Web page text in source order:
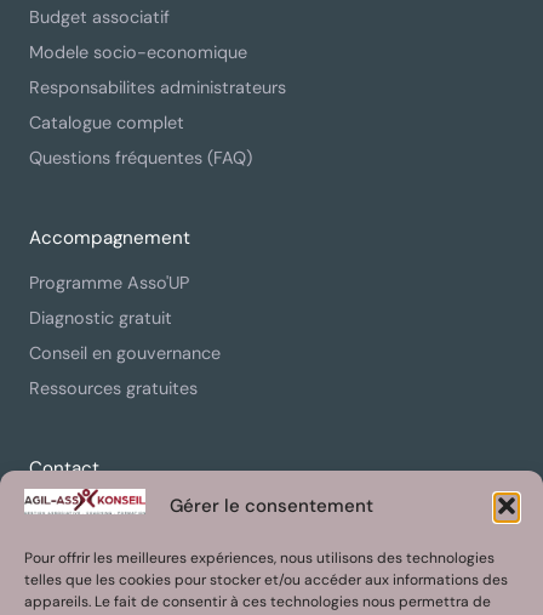
Gérer le consentement
Pour offrir les meilleures expériences, nous utilisons des technologies
telles que les cookies pour stocker et/ou accéder aux informations des
appareils. Le fait de consentir à ces technologies nous permettra de
Budget associatif
Modele socio-economique
Responsabilites administrateurs
Catalogue complet
Questions fréquentes (FAQ)
Accompagnement
Programme Asso'UP
Diagnostic gratuit
Conseil en gouvernance
Ressources gratuites
Contact
01 88 31 23 19
contact@agil-asso-konseil.fr
Paris, France